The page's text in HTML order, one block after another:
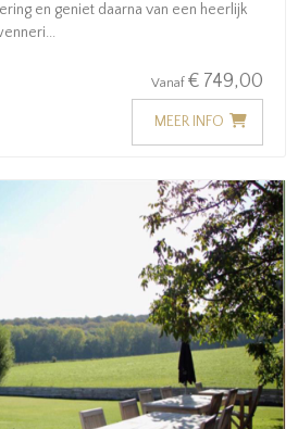
en geniet daarna van een heerlijk
Vanaf € 749,00
MEER INFO